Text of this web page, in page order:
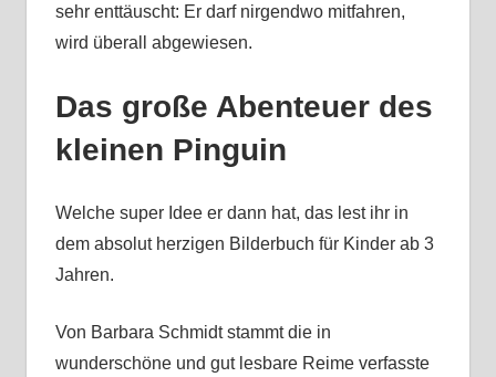
sehr enttäuscht: Er darf nirgendwo mitfahren,
wird überall abgewiesen.
Das große Abenteuer des
kleinen Pinguin
Welche super Idee er dann hat, das lest ihr in
dem absolut herzigen Bilderbuch für Kinder ab 3
Jahren.
Von Barbara Schmidt stammt die in
wunderschöne und gut lesbare Reime verfasste